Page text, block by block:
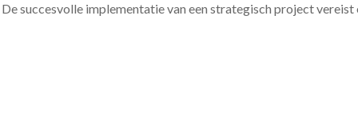
De succesvolle implementatie van een strategisch project